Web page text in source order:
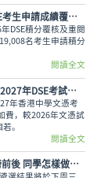
安心休息。
DSE2026︱1.9萬名DSE考生申請成績覆核及重閱答卷 佔總考生人數逾三成
DSE積分覆核及重閱
名考生申請積分
閱讀全文
DSE2027︱考評局公布2027年DSE考試費 較2026年上調約4%
年香港中學文憑考
費，較2026年文憑試
。
閱讀全文
JUPAS2026︱聯招放榜前後 同學怎樣做好心理準備？面對過大困擾 必須尋求情緒支援